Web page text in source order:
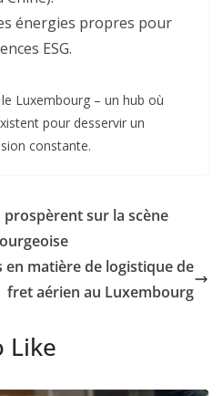
énergies propres pour
ESG.
Luxembourg – un hub où
pour desservir un
constante.
sur la scène
en matière de logistique de
fret aérien au Luxembourg
Like